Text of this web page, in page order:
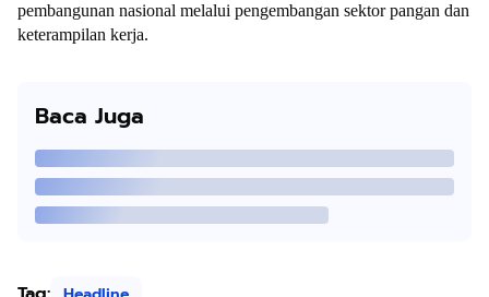
pembangunan nasional melalui pengembangan sektor pangan dan
keterampilan kerja.
Baca Juga